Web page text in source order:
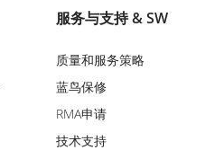
服务与支持 & SW
质量和服务策略
蓝鸟保修
RMA申请
技术支持